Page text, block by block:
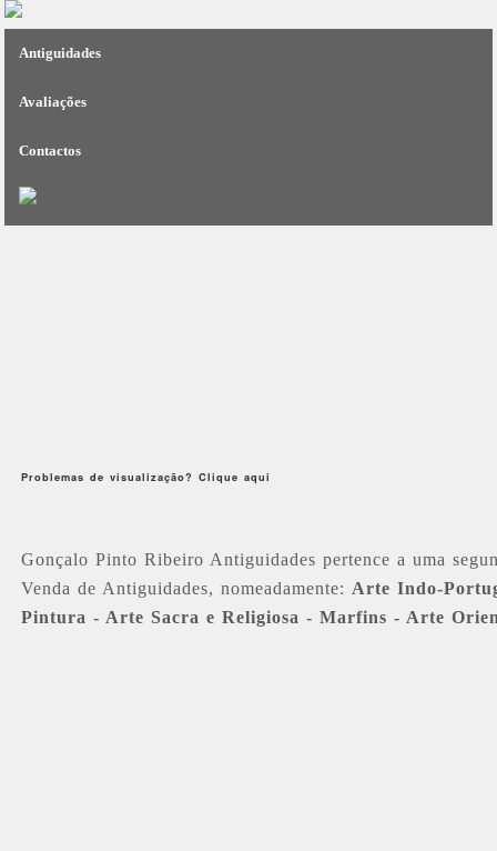
Antiguidades
Avaliações
Contactos
Problemas de visualização? Clique aqui
Gonçalo Pinto Ribeiro Antiguidades pertence a uma
Venda de Antiguidades, nomeadamente: Arte Indo-
Pintura - Arte Sacra e Religiosa - Marfins - Arte